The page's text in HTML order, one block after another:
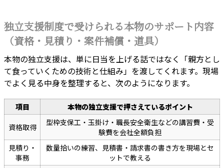
独立支援制度で受けられる本物のサポート内容
（資格・見積り・案件補償・道具）
本物の独立支援は、単に日当を上げる話ではなく「親方とし
て食っていくための技術と仕組み」を渡してくれます。現場
でよく見る中身を整理すると、次のようになります。
項目 本物の独立支援で押さえているポイント
資格取得
型枠支保工・玉掛け・職長安全衛生などの講習費・受
験費を会社全額負担
見積り・
事務
数量拾いの練習、見積書・請求書の書き方を現場とセ
ットで教える